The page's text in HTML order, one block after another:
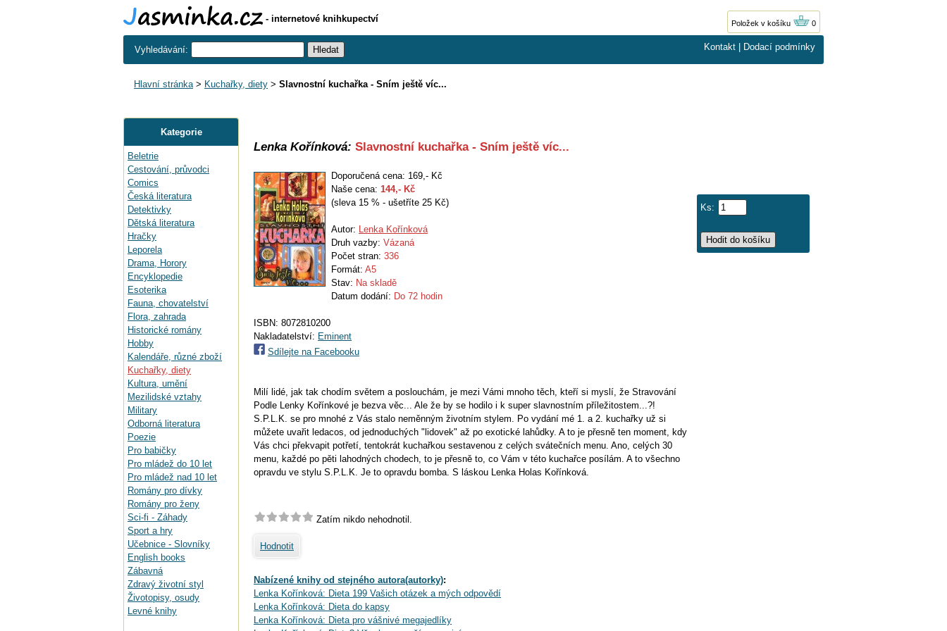
- internetové knihkupectví Položek v košíku 0
Vyhledávání: Kontakt Dodací podmínky
Hlavní stránka> Kuchařky, diety > Slavnostní kuchařka - Sním ještě víc...
Kategorie
Beletrie
Cestování, průvodci
Comics
Česká literatura
Detektivky
Dětská literatura
Hračky
Leporela
Drama, Horory
Encyklopedie
Esoterika
Fauna, chovatelství
Flora, zahrada
Historické romány
Hobby
Kalendáře, různé zboží
Kuchařky, diety
Kultura, umění
Mezilidské vztahy
Military
Odborná literatura
Poezie
Pro babičky
Pro mládež do 10 let
Pro mládež nad 10 let
Romány pro dívky
Romány pro ženy
Sci-fi - Záhady
Sport a hry
Učebnice - Slovníky
English books
Zábavná
Zdravý životní styl
Životopisy, osudy
Levné knihy
Lenka Kořínková: Slavnostní kuchařka - Sním ještě víc...
Doporučená cena: 169,- Kč
Naše cena: 144,- Kč
(sleva 15 % - ušetříte 25 Kč)
Autor: Lenka Kořínková
Druh vazby: Vázaná
Počet stran: 336
Formát: A5
Stav: Na skladě
Datum dodání: Do 72 hodin
ISBN: 8072810200
Nakladatelství: Eminent
Sdílejte na Facebooku
Milí lidé, jak tak chodím světem a poslouchám, je mezi Vámi mnoho těch, kteří si myslí, že Stravování
Podle Lenky Kořínkové je bezva věc... Ale že by se hodilo i k super slavnostním příležitostem...?!
S.P.L.K. se pro mnohé z Vás stalo neměnným životním stylem. Po vydání mé 1. a 2. kuchařky už si
můžete uvařit ledacos, od jednoduchých "lidovek" až po exotické lahůdky. A to je přesně ten moment, kdy
Vás chci překvapit potřetí, tentokrát kuchařkou sestavenou z celých svátečních menu. Ano, celých 30
menu, každé po pěti lahodných chodech, to je přesně to, co Vám v této kuchařce posílám. A to všechno
opravdu ve stylu S.P.L.K. Je to opravdu bomba. S láskou Lenka Holas Kořínková.
Zatím nikdo nehodnotil.
Hodnotit
Nabízené knihy od stejného autora(autorky):
Lenka Kořínková: Dieta 199 Vašich otázek a mých odpovědí
Lenka Kořínková: Dieta do kapsy
Lenka Kořínková: Dieta pro vášnivé megajedlíky
Ks: